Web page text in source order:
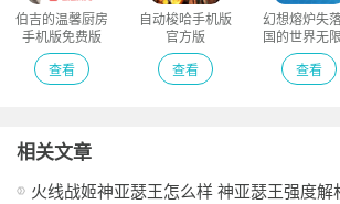
伯吉的温馨厨房
手机版免费版
查看
自动梭哈手机版
官方版
查看
幻想熔炉失
国的世界无
源版
查看
相关文章
火线战姬神亚瑟王怎么样 神亚瑟王强度解